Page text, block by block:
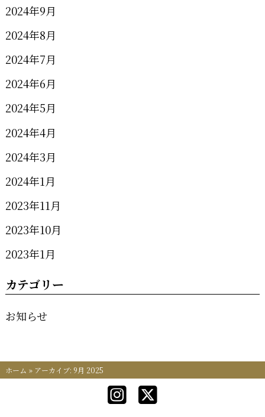
2024年9月
2024年8月
2024年7月
2024年6月
2024年5月
2024年4月
2024年3月
2024年1月
2023年11月
2023年10月
2023年1月
カテゴリー
お知らせ
ホーム » アーカイブ: 9月 2025